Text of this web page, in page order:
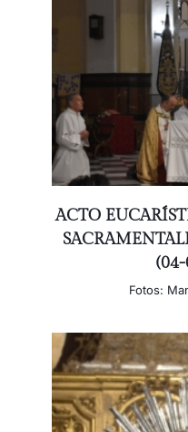
ACTO
Fotos: